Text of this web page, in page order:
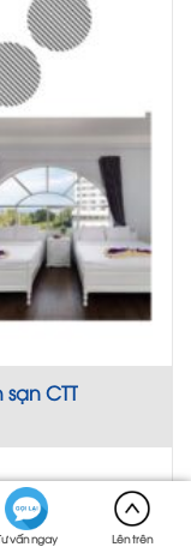
CTT
vấn ngay Lên trên